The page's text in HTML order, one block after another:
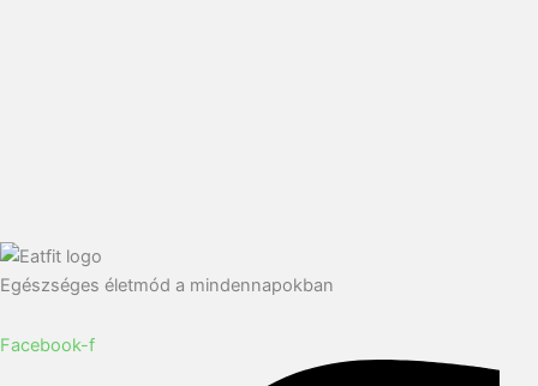
Egészséges életmód a mindennapokban
Facebook-f